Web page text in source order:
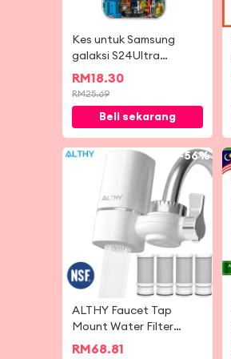
Kes untuk Samsung
galaksi S24Ultra
S23Ultra S22Ultra kaca
belakang kanta
melindungi bingkai
lembut bangunan blok
gaya A54 A34 A52 A53
A14 S23FE A55
RM 18.30
RM25.69
Beli sekarang
-56%
ALTHY Faucet Tap
Mount Water Filter
Purifier System, NSF
RM 68.81